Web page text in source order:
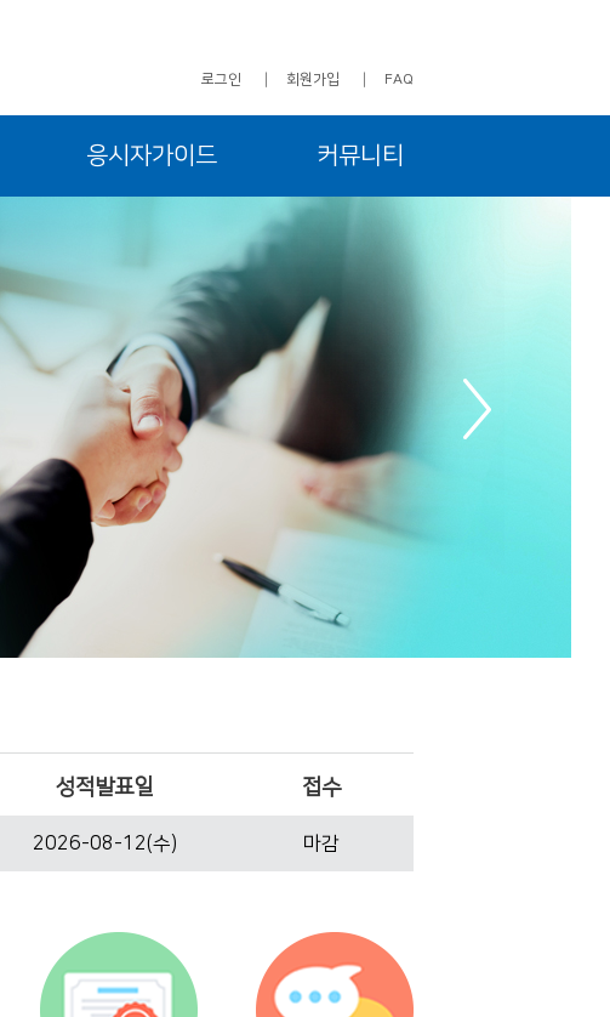
로그인 회원가입 FAQ
응시자가이드 커뮤니티
성적발표일 접수
2026-08-12(수) 마감